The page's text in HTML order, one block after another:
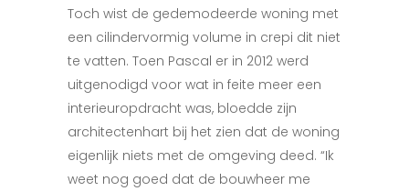
Toch wist de gedemodeerde woning met
een cilindervormig volume in crepi dit niet
te vatten. Toen Pascal er in 2012 werd
uitgenodigd voor wat in feite meer een
interieuropdracht was, bloedde zijn
architectenhart bij het zien dat de woning
eigenlijk niets met de omgeving deed. “Ik
weet nog goed dat de bouwheer me